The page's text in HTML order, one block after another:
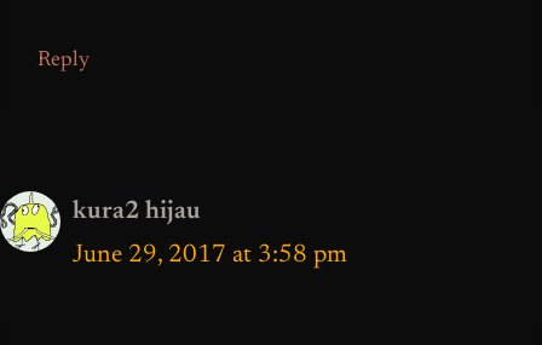
Reply
kura2 hijau
June 29, 2017 at 3:58 pm